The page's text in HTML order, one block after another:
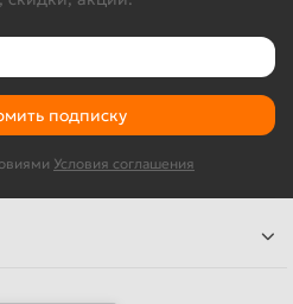
подписку
Условия соглашения